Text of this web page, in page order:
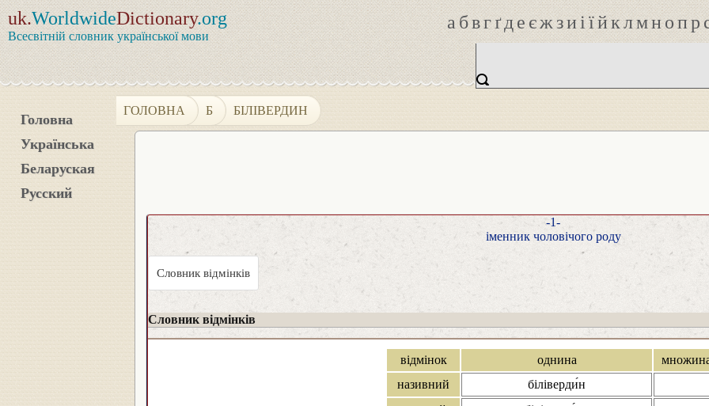
uk.WorldwideDictionary.org
Всесвітній словник української мови
абвгґдеєжзиіїйклмнопр
Головна
Українська
Беларуская
Русский
ГОЛОВНА Б БІЛІВЕРДИН
-1-
іменник чоловічого роду
Словник відмінків
Словник відмінків
відмінок однина
називний
біліверди́н